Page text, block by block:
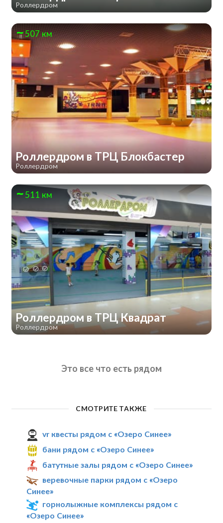
Роллердром
507 км
Роллердром в ТРЦ Блокбастер
Роллердром
511 км
Роллердром в ТРЦ Квадрат
Роллердром
Это все что есть рядом
СМОТРИТЕ ТАКЖЕ
vr квесты рядом с «Озеро Синее»
бани рядом с «Озеро Синее»
батутные залы рядом с «Озеро Синее»
веревочные парки рядом с «Озеро
Синее»
горнолыжные комплексы рядом с
«Озеро Синее»